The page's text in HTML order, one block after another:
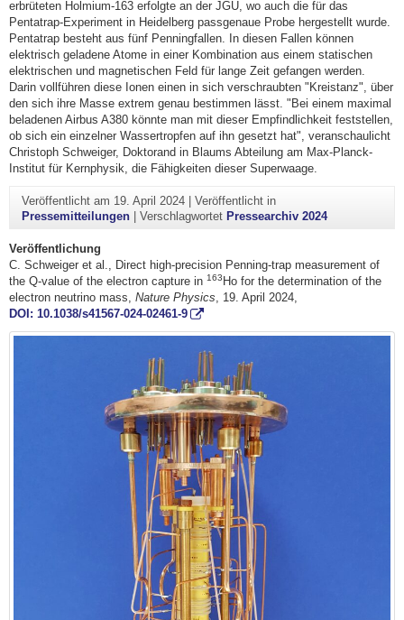
erbrüteten Holmium-163 erfolgte an der JGU, wo auch die für das
Pentatrap-Experiment in Heidelberg passgenaue Probe hergestellt wurde.
Pentatrap besteht aus fünf Penningfallen. In diesen Fallen können
elektrisch geladene Atome in einer Kombination aus einem statischen
elektrischen und magnetischen Feld für lange Zeit gefangen werden.
Darin vollführen diese Ionen einen in sich verschraubten "Kreistanz", über
den sich ihre Masse extrem genau bestimmen lässt. "Bei einem maximal
beladenen Airbus A380 könnte man mit dieser Empfindlichkeit feststellen,
ob sich ein einzelner Wassertropfen auf ihn gesetzt hat", veranschaulicht
Christoph Schweiger, Doktorand in Blaums Abteilung am Max-Planck-
Institut für Kernphysik, die Fähigkeiten dieser Superwaage.
Veröffentlicht am 19. April 2024| Veröffentlicht in
Pressemitteilungen| Verschlagwortet Pressearchiv 2024
Veröffentlichung
C. Schweiger et al., Direct high-precision Penning-trap measurement of
the Q-value of the electron capture in 163 Ho for the determination of the
electron neutrino mass, Nature Physics, 19. April 2024,
DOI: 10.1038/s41567-024-02461-9